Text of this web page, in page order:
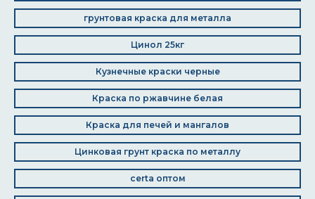
грунтовая краска для металла
Цинол 25кг
Кузнечные краски черные
Краска по ржавчине белая
Краска для печей и мангалов
Цинковая грунт краска по металлу
certa оптом